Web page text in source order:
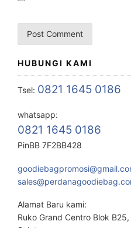
HUBUNGI KAMI
Tsel: 0821 1645 0186
whatsapp:
0821 1645 0186
PinBB 7F2BB428
Alamat Baru kami:
Ruko Grand Centro Blok